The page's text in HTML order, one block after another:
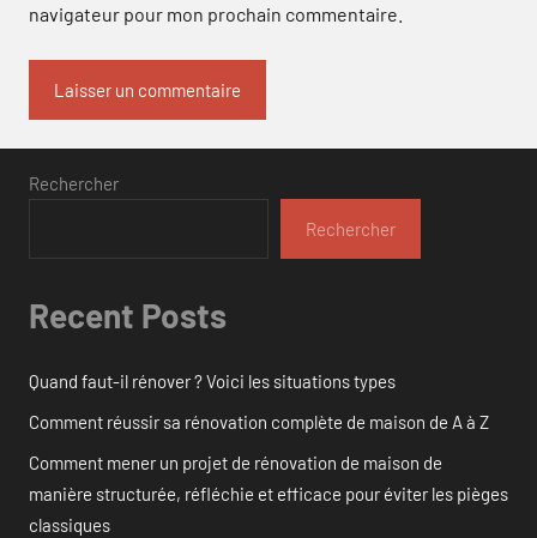
navigateur pour mon prochain commentaire.
Rechercher
Rechercher
Recent Posts
Quand faut-il rénover ? Voici les situations types
Comment réussir sa rénovation complète de maison de A à Z
Comment mener un projet de rénovation de maison de
manière structurée, réfléchie et efficace pour éviter les pièges
classiques